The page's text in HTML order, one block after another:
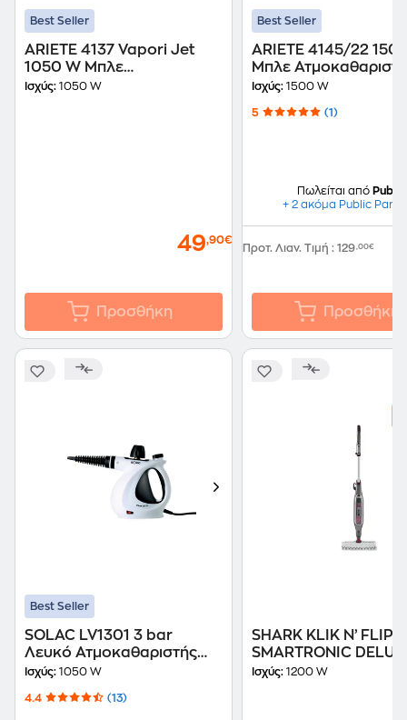
Best Seller
ARIETE 4137 Vapori Jet
1050 W Μπλε
Ατμοκαθαριστής
Ισχύς: 1050 W
49,90€
Προσθήκη
Best Seller
ARIETE 4145/22
Μπλε
Ισχύς: 1500 W
5 (1)
Πωλείται από Public
+ 2 ακόμα Public
Προτ. Λιαν. Τιμή : 129,00€
Προσθήκη
Best Seller
SOLAC LV1301 3 bar
Λευκό Ατμοκαθαριστής
Πίεσης Χειρός
Ισχύς: 1050 W
4.4 (13)
SHARK KLIK N’ FLIP
SMARTRONIC
S6003EU 2.5 bar
Ισχύς: 1200 W